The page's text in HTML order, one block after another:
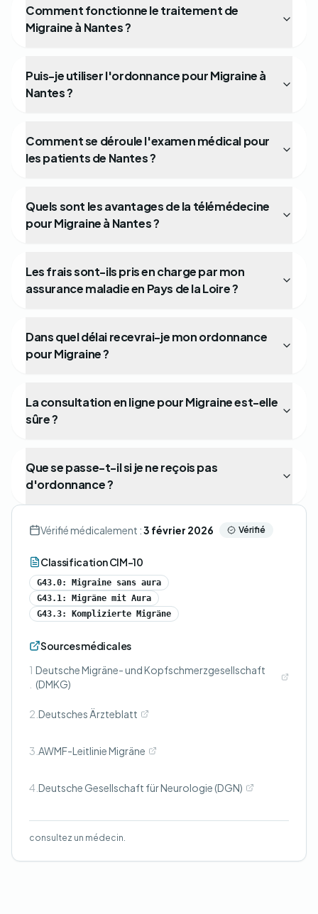
Comment fonctionne le traitement de
Migraine à Nantes ?
Puis-je utiliser l'ordonnance pour Migraine à
Nantes ?
Comment se déroule l'examen médical pour
les patients de Nantes ?
Quels sont les avantages de la télémédecine
pour Migraine à Nantes ?
Les frais sont-ils pris en charge par mon
assurance maladie en Pays de la Loire ?
Dans quel délai recevrai-je mon ordonnance
pour Migraine ?
La consultation en ligne pour Migraine est-elle
sûre ?
Que se passe-t-il si je ne reçois pas
d'ordonnance ?
Vérifié médicalement :3 février 2026 Vérifié
Classification CIM-10
G43.0: Migraine sans aura
G43.1: Migräne mit Aura
G43.3: Komplizierte Migräne
Sources médicales
1 Deutsche Migräne- und Kopfschmerzgesellschaft
(DMKG)
2. Deutsches Ärzteblatt
3. AWMF-Leitlinie Migräne
4. Deutsche Gesellschaft für Neurologie (DGN)
consultez un médecin.